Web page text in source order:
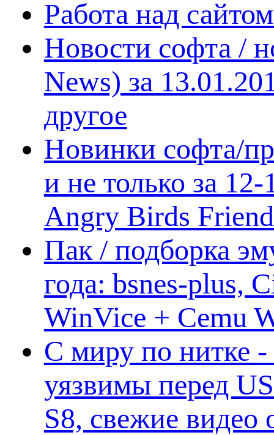
Работа над
Новости софта /
News) за
другое
Новинки софта/
и не только за
Angry Birds
Пак / подборка
года: bsnes-plus,
WinVice + Cemu
С миру по нитке
уязвимы перед
S8, свежие